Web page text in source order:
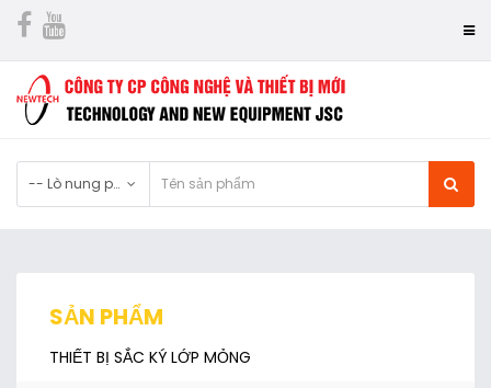
-- Lò nung phòng thí nghiệm
SẢN PHẨM
THIẾT BỊ SẮC KÝ LỚP MỎNG